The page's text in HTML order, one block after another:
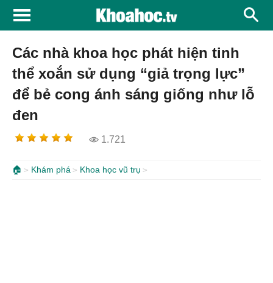
Các nhà khoa học phát hiện tinh
thể xoắn sử dụng “giả trọng lực”
để bẻ cong ánh sáng giống như lỗ
đen
1.721
🏠 Khám phá Khoa học vũ trụ